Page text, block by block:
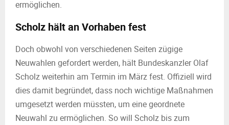
ermöglichen.
Scholz hält an Vorhaben fest
Doch obwohl von verschiedenen Seiten zügige
Neuwahlen gefordert werden, hält Bundeskanzler Olaf
Scholz weiterhin am Termin im März fest. Offiziell wird
dies damit begründet, dass noch wichtige Maßnahmen
umgesetzt werden müssten, um eine geordnete
Neuwahl zu ermöglichen. So will Scholz bis zum